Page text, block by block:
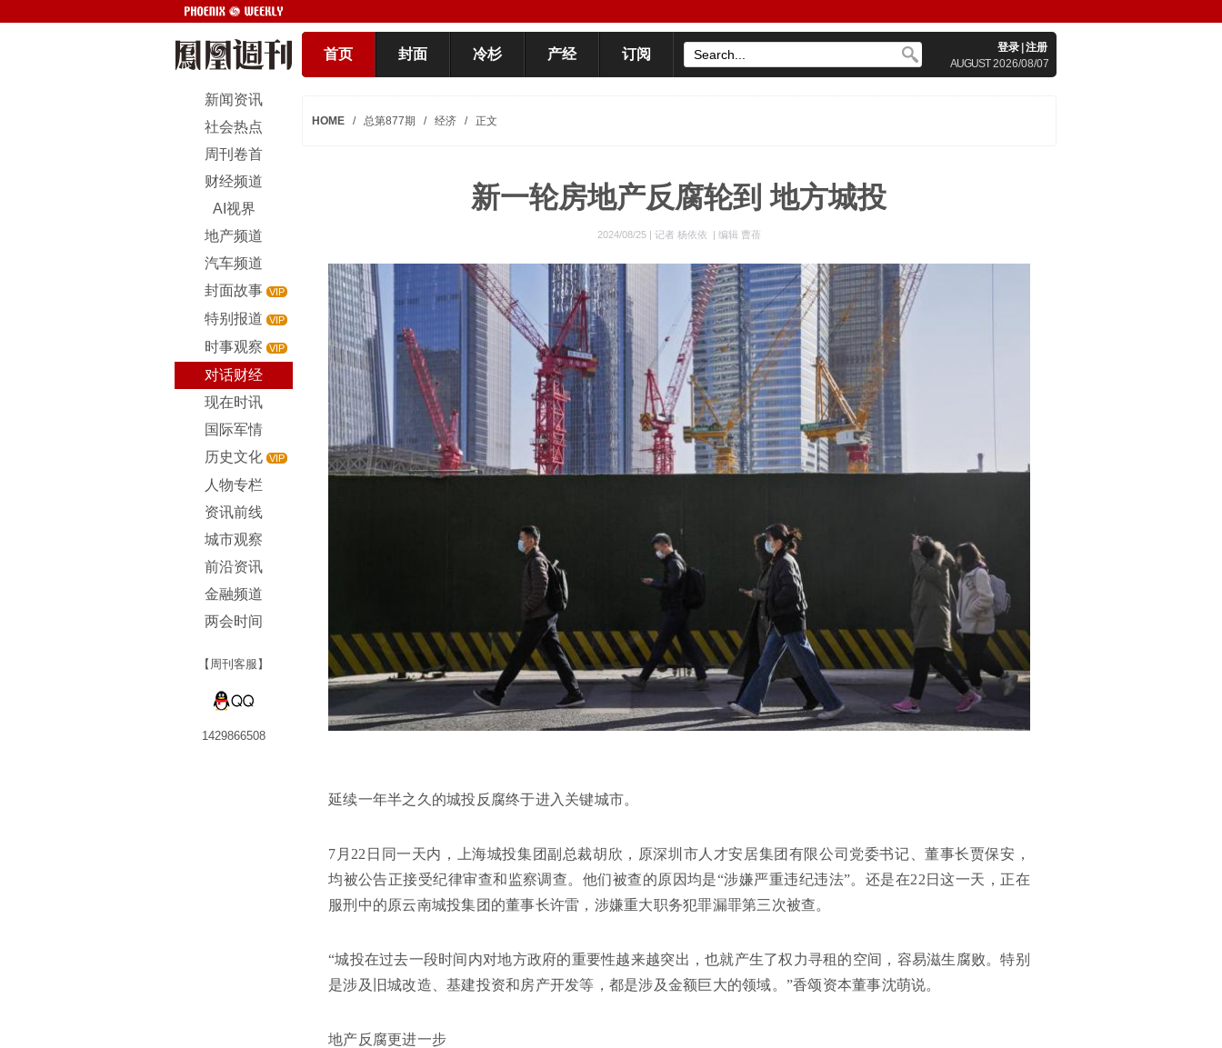
首页 封面 冷杉 产经 订阅 登录 注册
AUGUST2026/08/07
新闻资讯
社会热点
周刊卷首
财经频道
AI视界
地产频道
汽车频道
封面故事 VIP
特别报道 VIP
时事观察 VIP
对话财经
现在时讯
国际军情
历史文化 VIP
人物专栏
资讯前线
城市观察
前沿资讯
金融频道
两会时间
【周刊客服】
1429866508
HOME / 总第877期 / 经济 / 正文
新一轮房地产反腐轮到 地方城投
2024/08/25 | 记者 杨依依 | 编辑 曹蓓
延续一年半之久的城投反腐终于进入关键城市。
7月22日同一天内，上海城投集团副总裁胡欣，原深圳市人才安居集团有限公司党委书记、董事长贾保安，
均被公告正接受纪律审查和监察调查。他们被查的原因均是“涉嫌严重违纪违法”。还是在22日这一天，正在
服刑中的原云南城投集团的董事长许雷，涉嫌重大职务犯罪漏罪第三次被查。
“城投在过去一段时间内对地方政府的重要性越来越突出，也就产生了权力寻租的空间，容易滋生腐败。特别
是涉及旧城改造、基建投资和房产开发等，都是涉及金额巨大的领域。”香颂资本董事沈萌说。
地产反腐更进一步